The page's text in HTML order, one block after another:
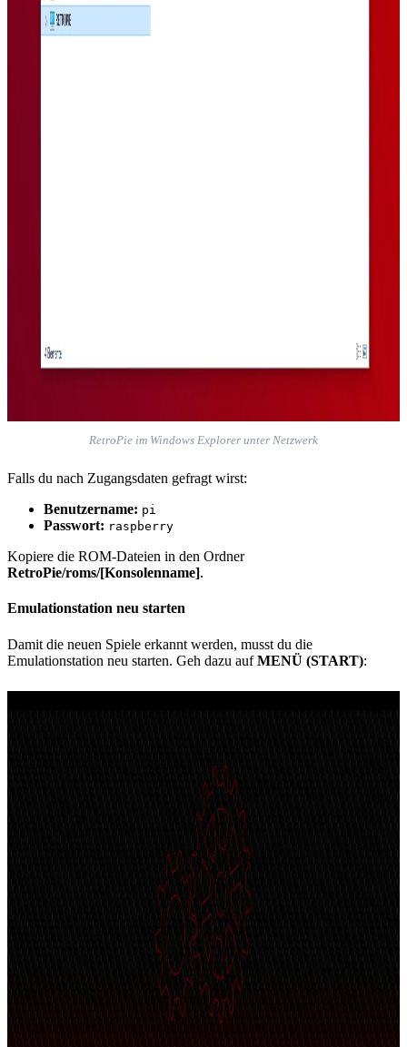
RetroPie im Windows Explorer unter Netzwerk
Falls du nach Zugangsdaten gefragt wirst:
Benutzername: pi
Passwort: raspberry
Kopiere die ROM-Dateien in den Ordner
RetroPie/roms/[Konsolenname].
Emulationstation neu starten
Damit die neuen Spiele erkannt werden, musst du die
Emulationstation neu starten. Geh dazu aufMENÜ (START):